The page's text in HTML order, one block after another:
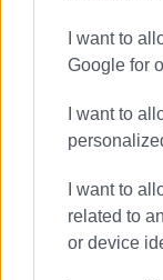
I want to
Google for
I want to
I want to
related to
or device
Πτυχιούχος
Πειραιά.